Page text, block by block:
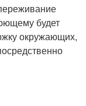
будет
окружающих,